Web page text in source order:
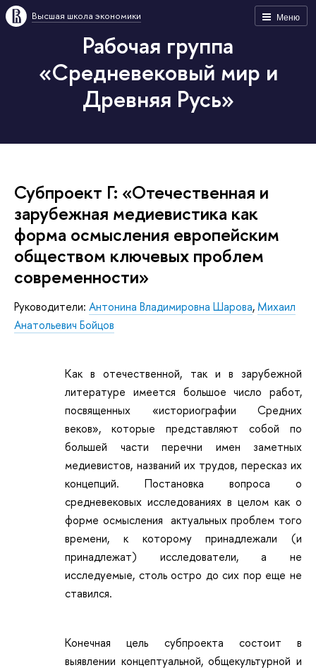
Меню
Высшая школа экономики
Рабочая группа
«Средневековый мир и
Древняя Русь»
Субпроект Г: «Отечественная и
зарубежная медиевистика как
форма осмысления европейским
обществом ключевых проблем
современности»
Руководители: Антонина Владимировна Шарова, Михаил
Анатольевич Бойцов
Как в отечественной, так и в зарубежной
литературе имеется большое число работ,
посвященных «историографии Средних
веков», которые представляют собой по
большей части перечни имен заметных
медиевистов, названий их трудов, пересказ их
концепций. Постановка вопроса о
средневековых исследованиях в целом как о
форме осмысления актуальных проблем того
времени, к которому принадлежали (и
принадлежат) исследователи, а не
исследуемые, столь остро до сих пор еще не
ставился.
Конечная цель субпроекта состоит в
выявлении концептуальной, общекультурной и